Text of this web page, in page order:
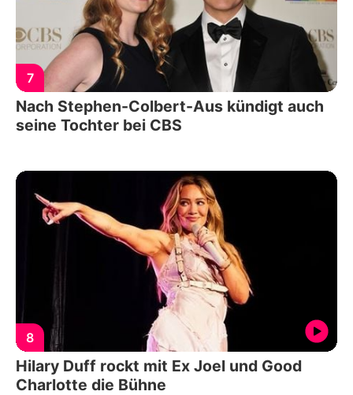
7
Nach Stephen-Colbert-Aus kündigt auch
seine Tochter bei CBS
8
Hilary Duff rockt mit Ex Joel und Good
Charlotte die Bühne